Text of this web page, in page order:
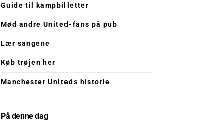
Guide til kampbilletter
Mød andre United-fans på pub
Lær sangene
Køb trøjen her
Manchester Uniteds historie
På denne dag